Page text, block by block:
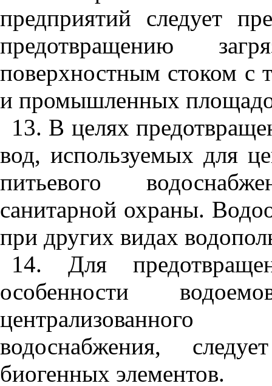
предприятий следует
предотвращению
поверхностным стоком с
и промышленных
13. В целях
вод, используемых для
питьевого
санитарной охраны.
при других видах
14. Для
особенности
централизованного
водоснабжения,
биогенных элементов.